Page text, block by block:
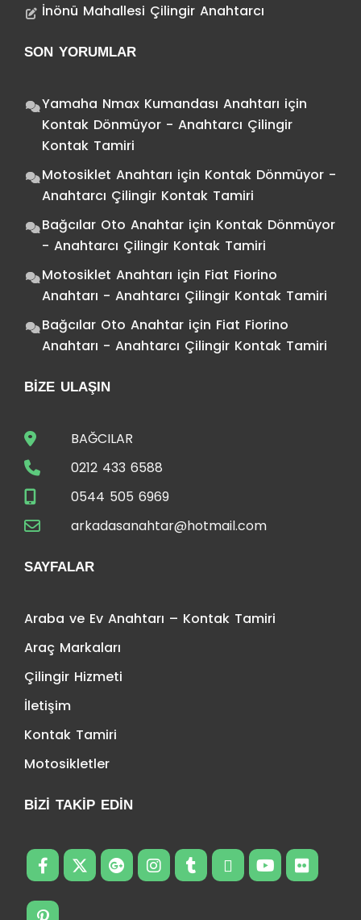
İnönü Mahallesi Çilingir Anahtarcı
SON YORUMLAR
Yamaha Nmax Kumandası Anahtarı için
Kontak Dönmüyor - Anahtarcı Çilingir
Kontak Tamiri
Motosiklet Anahtarı için Kontak Dönmüyor -
Anahtarcı Çilingir Kontak Tamiri
Bağcılar Oto Anahtar için Kontak Dönmüyor
- Anahtarcı Çilingir Kontak Tamiri
Motosiklet Anahtarı için Fiat Fiorino
Anahtarı - Anahtarcı Çilingir Kontak Tamiri
Bağcılar Oto Anahtar için Fiat Fiorino
Anahtarı - Anahtarcı Çilingir Kontak Tamiri
BIZE ULAŞIN
BAĞCILAR
0212 433 6588
0544 505 6969
arkadasanahtar@hotmail.com
SAYFALAR
Araba ve Ev Anahtarı – Kontak Tamiri
Araç Markaları
Çilingir Hizmeti
İletişim
Kontak Tamiri
Motosikletler
BIZI TAKIP EDIN